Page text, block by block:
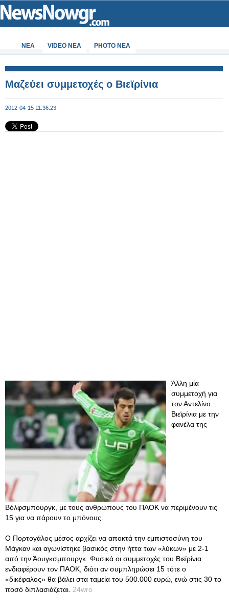
ΝΕΑ VIDEO NEA PHOTO NEA
Μαζεύει συμμετοχές ο Βιεϊρίνια
2012-04-15 11:36:23
Άλλη μία
συμμετοχή για
τον Αντελίνο...
Βιεϊρίνια με την
φανέλα της
Βόλφσμπουργκ, με τους ανθρώπους του ΠΑΟΚ να περιμένουν τις
15 για να πάρουν το μπόνους.
Ο Πορτογάλος μέσος αρχίζει να αποκτά την εμπιστοσύνη του
Μάγκαν και αγωνίστηκε βασικός στην ήττα των «λύκων» με 2-1
από την Άουγκσμπουργκ. Φυσικά οι συμμετοχές του Βιεϊρίνια
ενδιαφέρουν τον ΠΑΟΚ, διότι αν συμπληρώσει 15 τότε ο
«δικέφαλος» θα βάλει στα ταμεία του 500.000 ευρώ, ενώ στις 30 το
ποσό διπλασιάζεται. 24wro